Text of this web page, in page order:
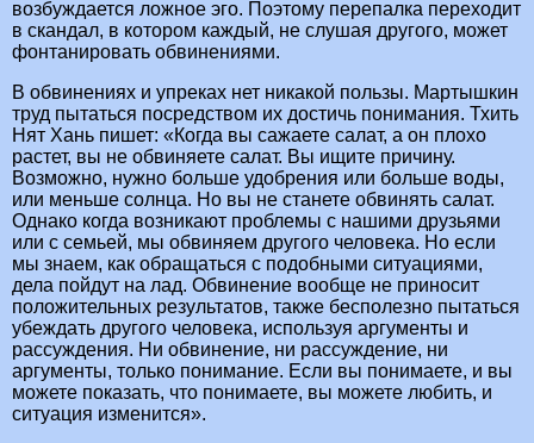
возбуждается ложное эго. Поэтому перепалка переходит
в скандал, в котором каждый, не слушая другого, может
фонтанировать обвинениями.
В обвинениях и упреках нет никакой пользы. Мартышкин
труд пытаться посредством их достичь понимания. Тхить
Нят Хань пишет: «Когда вы сажаете салат, а он плохо
растет, вы не обвиняете салат. Вы ищите причину.
Возможно, нужно больше удобрения или больше воды,
или меньше солнца. Но вы не станете обвинять салат.
Однако когда возникают проблемы с нашими друзьями
или с семьей, мы обвиняем другого человека. Но если
мы знаем, как обращаться с подобными ситуациями,
дела пойдут на лад. Обвинение вообще не приносит
положительных результатов, также бесполезно пытаться
убеждать другого человека, используя аргументы и
рассуждения. Ни обвинение, ни рассуждение, ни
аргументы, только понимание. Если вы понимаете, и вы
можете показать, что понимаете, вы можете любить, и
ситуация изменится».